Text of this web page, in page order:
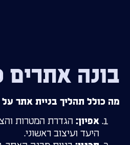
בונה אתרים
מה כולל תהליך בניית אתר על
אפיון: הגדרת המטרות
היעד ועיצוב ראשוני.